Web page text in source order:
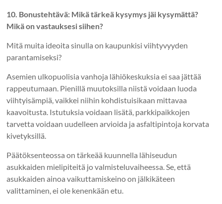
10. Bonustehtävä: Mikä tärkeä kysymys jäi kysymättä?
Mikä on vastauksesi siihen?
Mitä muita ideoita sinulla on kaupunkisi viihtyvyyden
parantamiseksi?
Asemien ulkopuolisia vanhoja lähiökeskuksia ei saa jättää
rappeutumaan. Pienillä muutoksilla niistä voidaan luoda
viihtyisämpiä, vaikkei niihin kohdistuisikaan mittavaa
kaavoitusta. Istutuksia voidaan lisätä, parkkipaikkojen
tarvetta voidaan uudelleen arvioida ja asfaltipintoja korvata
kivetyksillä.
Päätöksenteossa on tärkeää kuunnella lähiseudun
asukkaiden mielipiteitä jo valmisteluvaiheessa. Se, että
asukkaiden ainoa vaikuttamiskeino on jälkikäteen
valittaminen, ei ole kenenkään etu.